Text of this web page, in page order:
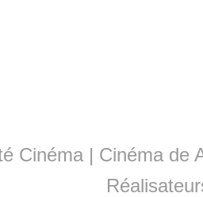
Cinéma | Cinéma de